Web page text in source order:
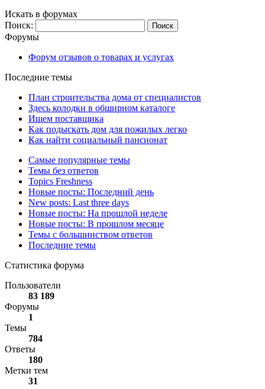
Искать в форумах
Поиск:
Форумы
Форум отзывов о товарах и услугах
Последние темы
План строительства дома от специалистов
Здесь колодки в обширном каталоге
Ищем поставщика
Как подыскать дом для пожилых легко
Как найти социальный пансионат
Самые популярные темы
Темы без ответов
Topics Freshness
Новые посты: Последний день
New posts: Last three days
Новые посты: На прошлой неделе
Новые посты: В прошлом месяце
Темы с большинством ответов
Последние темы
Статистика форума
Пользователи
83 189
Форумы
1
Темы
784
Ответы
180
Метки тем
31